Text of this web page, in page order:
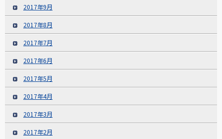
2017年9月
2017年8月
2017年7月
2017年6月
2017年5月
2017年4月
2017年3月
2017年2月